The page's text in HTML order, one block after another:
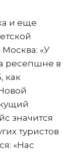
и еще
«У
ресепшне в
как
значится
туристов
«Нас